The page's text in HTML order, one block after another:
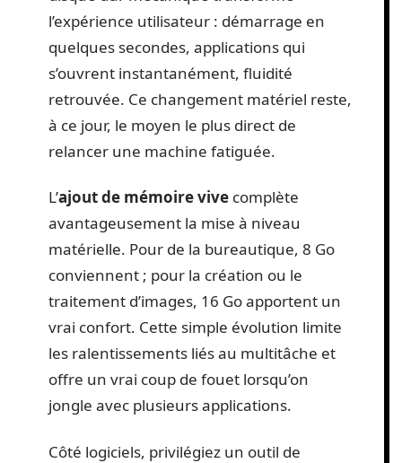
l’expérience utilisateur : démarrage en
quelques secondes, applications qui
s’ouvrent instantanément, fluidité
retrouvée. Ce changement matériel reste,
à ce jour, le moyen le plus direct de
relancer une machine fatiguée.
L’ajout de mémoire vive complète
avantageusement la mise à niveau
matérielle. Pour de la bureautique, 8 Go
conviennent ; pour la création ou le
traitement d’images, 16 Go apportent un
vrai confort. Cette simple évolution limite
les ralentissements liés au multitâche et
offre un vrai coup de fouet lorsqu’on
jongle avec plusieurs applications.
Côté logiciels, privilégiez un outil de